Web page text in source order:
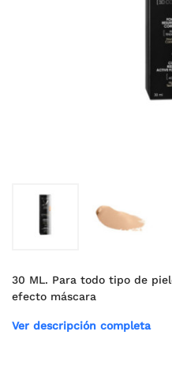
30 ML. Para todo tipo de
efecto máscara
Ver descripción completa